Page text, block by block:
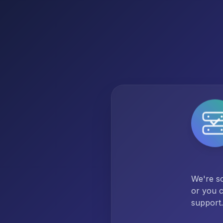
We're
or you
support.